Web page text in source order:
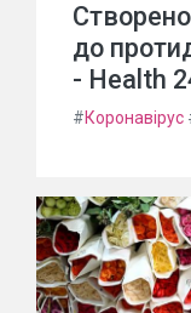
до
- Health
#Коронавірус